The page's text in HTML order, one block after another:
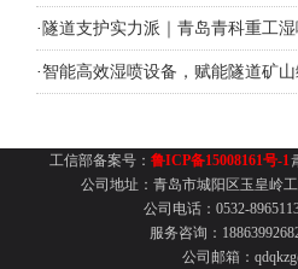
· 隧道支护实力派｜青岛青科重工
· 智能高效湿喷设备，赋能隧道矿
工信部备案号： 鲁ICP备15008161号-1
公司地址：青岛市城阳区玉皇岭
公司电话：0532-
服务咨询：
公司邮箱：